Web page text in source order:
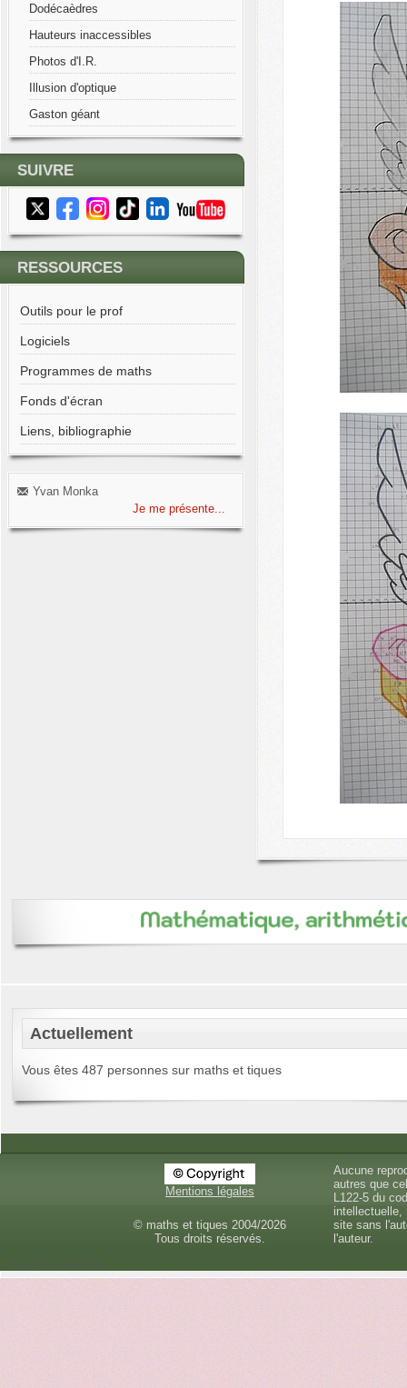
Dodécaèdres
Hauteurs inaccessibles
Photos d'I.R.
Illusion d'optique
Gaston géant
SUIVRE
RESSOURCES
Outils pour le prof
Logiciels
Programmes de maths
Fonds d'écran
Liens, bibliographie
Yvan Monka
Je me présente...
Actuellement
Vous êtes 487 personnes sur maths et tiques
Mentions légales
© maths et tiques 2004/2026
Tous droits réservés.
Aucune
autres que
L122-5 du
intellectuelle,
site sans
l'auteur.